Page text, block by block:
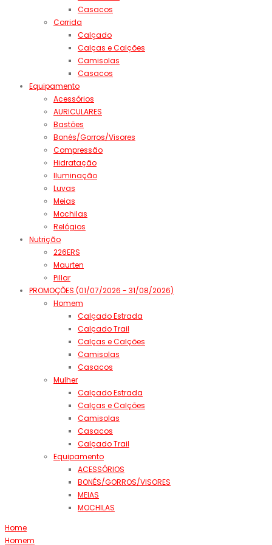
Casacos
Corrida
Calçado
Calças e Calções
Camisolas
Casacos
Equipamento
Acessórios
AURICULARES
Bastões
Bonés/Gorros/Visores
Compressão
Hidratação
Iluminação
Luvas
Meias
Mochilas
Relógios
Nutrição
226ERS
Maurten
Pillar
PROMOÇÕES (01/07/2026 - 31/08/2026)
Homem
Calçado Estrada
Calçado Trail
Calças e Calções
Camisolas
Casacos
Mulher
Calçado Estrada
Calças e Calções
Camisolas
Casacos
Calçado Trail
Equipamento
ACESSÓRIOS
BONÉS/GORROS/VISORES
MEIAS
MOCHILAS
Home
Homem